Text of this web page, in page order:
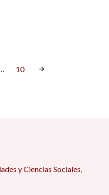
10
y Ciencias Sociales,